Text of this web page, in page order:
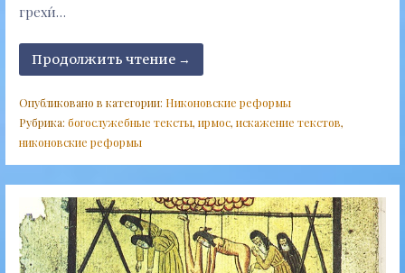
грехи́…
Продолжить чтение →
Опубликовано в категории: Никоновские реформы
Рубрика: богослужебные тексты, ирмос, искажение текстов,
никоновские реформы